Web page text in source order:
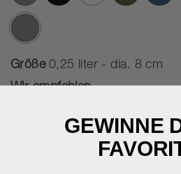
Ausgewählte
Größe 0,25 liter - dia. 8 cm
Wir empfehlen
2,5 cm - dia. 11 cm
21,95 €
GEWINNE